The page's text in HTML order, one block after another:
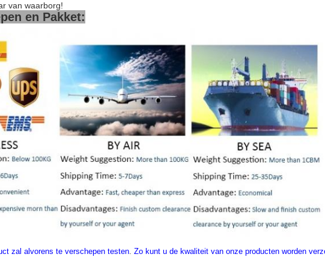
van waarborg!
en Pakket:
zal alvorens te verschepen testen. Zo kunt u de kwaliteit van onze producten worden